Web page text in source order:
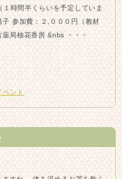
時間半くらいを予定していま
参加費：２,０００円（教材
局柚花香房 &nbs ・・・
ベント